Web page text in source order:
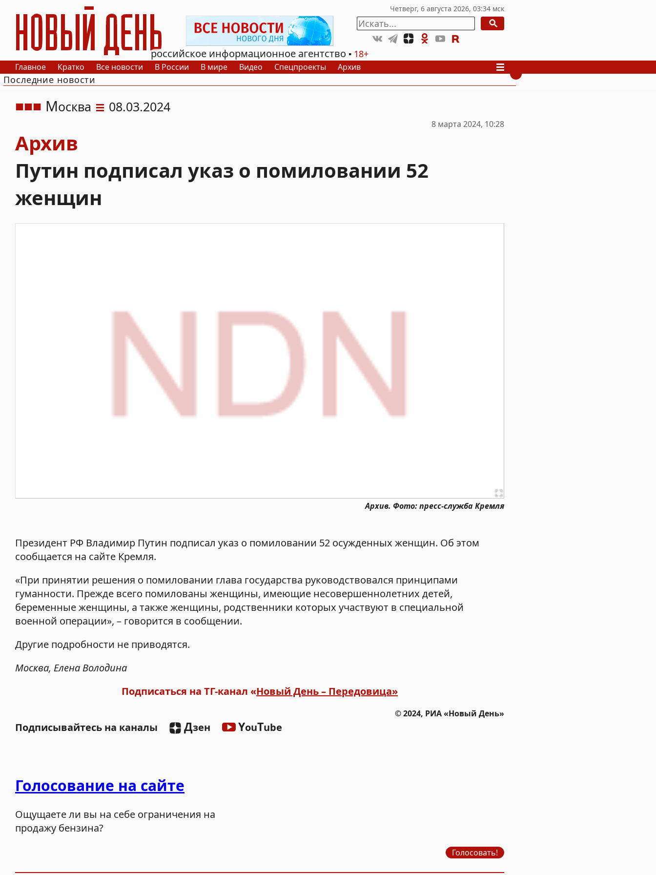
РИА Новый День
российское информационное агентство
18+
Главное Кратко Все новости В России В мире Видео Спецпроекты Архив
Последние новости
Москва 08.03.2024
8 марта 2024, 10:28
Архив
Путин подписал указ о помиловании 52
женщин
Архив. Фото: пресс-служба Кремля
Президент РФ Владимир Путин подписал указ о помиловании 52 осужденных женщин. Об этом
сообщается на сайте Кремля.
«При принятии решения о помиловании глава государства руководствовался принципами
гуманности. Прежде всего помилованы женщины, имеющие несовершеннолетних детей,
беременные женщины, а также женщины, родственники которых участвуют в специальной
военной операции», – говорится в сообщении.
Другие подробности не приводятся.
Москва, Елена Володина
Подписаться на ТГ-канал «Новый День – Передовица»
© 2024, РИА «Новый День»
Подписывайтесь на каналы Дзен YouTube
Голосование на сайте
Ощущаете ли вы на себе ограничения на
продажу бензина?
Голосовать!